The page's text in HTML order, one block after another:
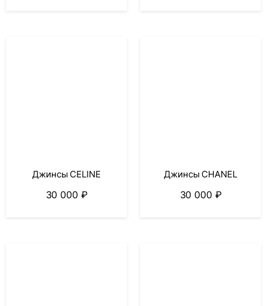
Джинсы CELINE
30 000 ₽
Джинсы CHANEL
30 000 ₽